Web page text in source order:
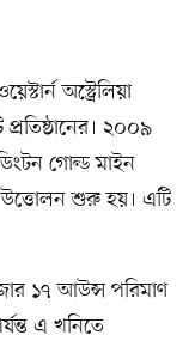
অস্ট্রেলিয়া
২০০৯
গোল্ড মাইন
উত্তোলন শুরু হয়। এটি
১৭ আউন্স পরিমাণ
এ খনিতে